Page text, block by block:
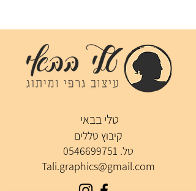
טלי בבאי
קיבוץ טללים
טל. 0546699751
Tali.graphics@gmail.com